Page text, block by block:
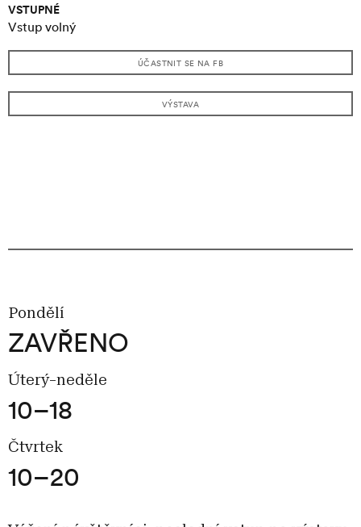
VSTUPNÉ
Vstup volný
ÚČASTNIT SE NA FB
VÝSTAVA
Pondělí
ZAVŘENO
Úterý–neděle
10–18
Čtvrtek
10–20